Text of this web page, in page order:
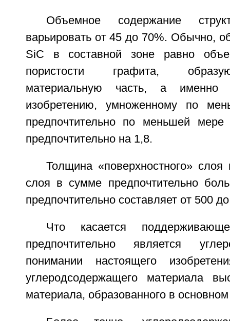
Объемное содержание
варьировать от 45 до 70%. Обычно,
SiC в составной зоне равно
пористости графита,
материальную часть, а
изобретению, умноженному по
предпочтительно по меньшей
предпочтительно на 1,8.
Толщина «поверхностного» слоя
слоя в сумме предпочтительно
предпочтительно составляет от 500
Что касается
предпочтительно является
понимании настоящего
углеродсодержащего материала
материала, образованного в